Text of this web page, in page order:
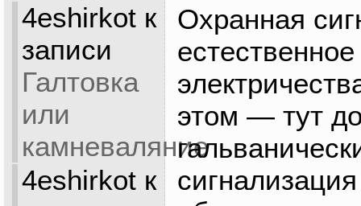
4eshirkotк
записи
Галтовка
или
камневаляние
4eshirkotк
Охранная
этом — тут